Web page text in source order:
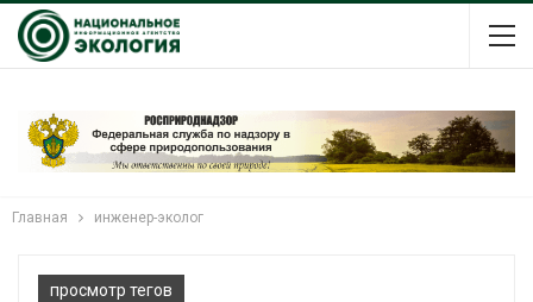
Главная инженер-эколог
просмотр тегов